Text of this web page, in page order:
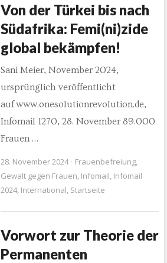
Von der Türkei bis nach
Südafrika: Femi(ni)zide
global bekämpfen!
Sani Meier, November 2024,
ursprünglich veröffentlicht
auf www.onesolutionrevolution.de,
Infomail 1270, 28. November 89.000
Frauen …
28. November 2024 Frauenbefreiung,
Gewalt gegen Frauen, Infomail, Infomail
2024, International, Startseite
Vorwort zur Theorie der
Permanenten